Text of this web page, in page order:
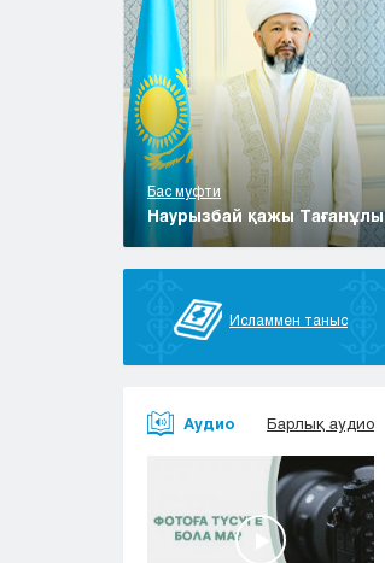
Бас муфти
Наурызбай қажы Тағанұлы
Исламмен таныс
Аудио Барлық аудио